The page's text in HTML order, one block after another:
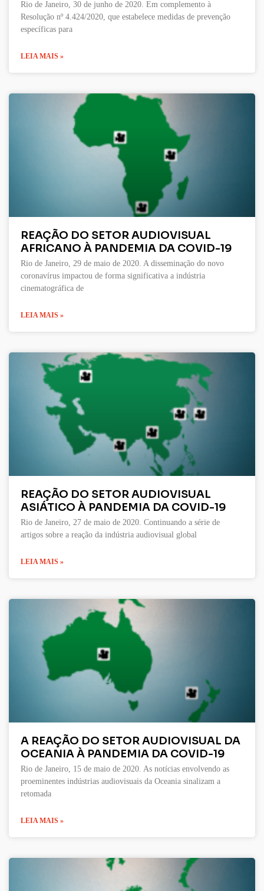
Rio de Janeiro, 30 de junho de 2020. Em complemento à
Resolução nº 4.424/2020, que estabelece medidas de prevenção
específicas para
LEIA MAIS »
REAÇÃO DO SETOR AUDIOVISUAL
AFRICANO À PANDEMIA DA COVID-19
Rio de Janeiro, 29 de maio de 2020. A disseminação do novo
coronavírus impactou de forma significativa a indústria
cinematográfica de
LEIA MAIS »
REAÇÃO DO SETOR AUDIOVISUAL
ASIÁTICO À PANDEMIA DA COVID-19
Rio de Janeiro, 27 de maio de 2020. Continuando a série de
artigos sobre a reação da indústria audiovisual global
LEIA MAIS »
A REAÇÃO DO SETOR AUDIOVISUAL DA
OCEANIA À PANDEMIA DA COVID-19
Rio de Janeiro, 15 de maio de 2020. As notícias envolvendo as
proeminentes indústrias audiovisuais da Oceania sinalizam a
retomada
LEIA MAIS »